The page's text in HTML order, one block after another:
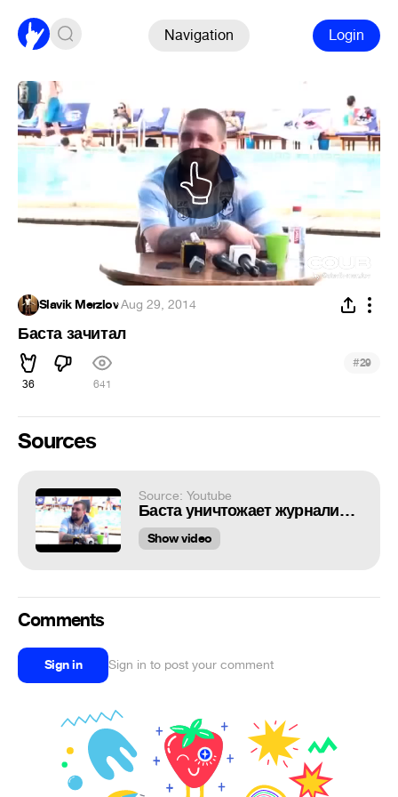
Navigation Login
Slavik Merzlov·Aug 29, 2014
Баста зачитал
36 641
#29
Sources
Source: Youtube
Баста уничтожает журналиста!!!
Show video
Comments
Sign in Sign in to post your comment